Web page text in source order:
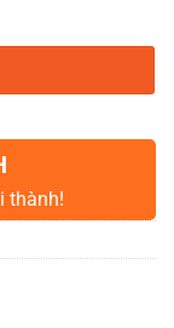
thành!